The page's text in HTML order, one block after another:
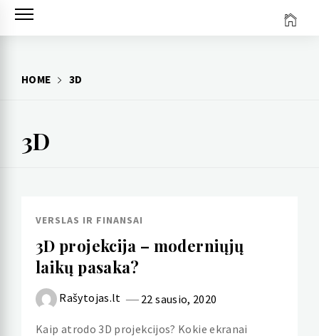
Skip
HOME 3D
3D
VERSLAS IR FINANSAI
3D projekcija – moderniųjų
laikų pasaka?
Rašytojas.lt 22 sausio, 2020
Kaip atrodo 3D projekcijos? Kokie ekranai